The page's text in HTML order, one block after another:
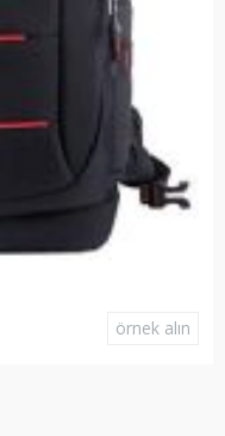
örnek alın